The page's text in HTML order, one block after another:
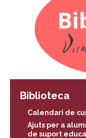
Biblioteca
Calendari de
Ajuts per a
de suport